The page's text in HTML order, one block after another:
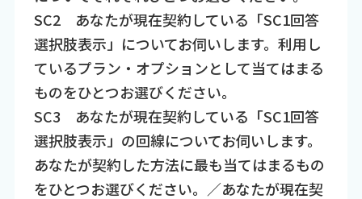
SC2 あなたが現在契約している「SC1回答
選択肢表示」についてお伺いします。利用し
ているプラン・オプションとして当てはまる
ものをひとつお選びください。
SC3 あなたが現在契約している「SC1回答
選択肢表示」の回線についてお伺いします。
あなたが契約した方法に最も当てはまるもの
をひとつお選びください。／あなたが現在契